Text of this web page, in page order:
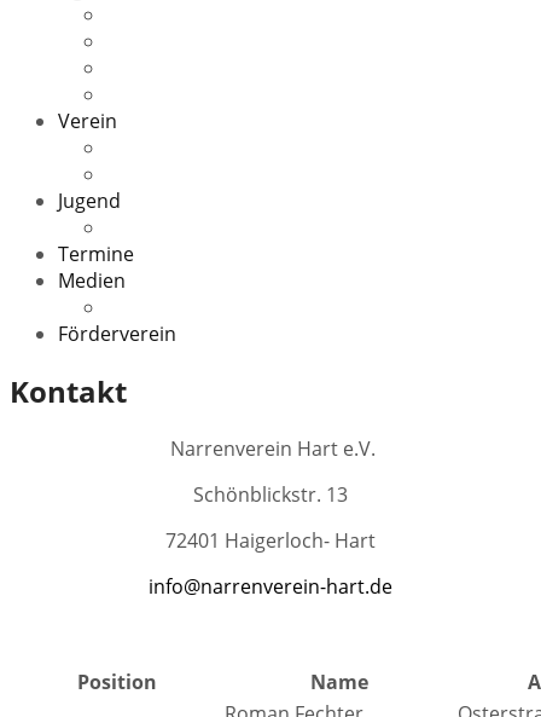
Verein
Jugend
Termine
Medien
Förderverein
Kontakt
Narrenverein Hart e.V.
Schönblickstr. 13
72401 Haigerloch- Hart
info@narrenverein-hart.de
Position Name